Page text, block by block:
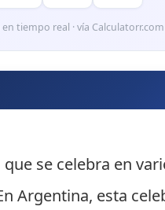
tiempo real · vía Calculatorr.com
se celebra en
Argentina, esta